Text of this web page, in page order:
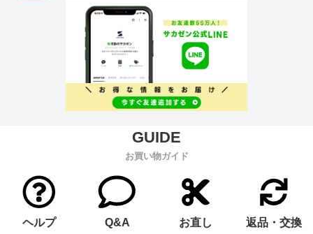
お買い物ガイド
ヘルプ Q&A お直し 返品・交換